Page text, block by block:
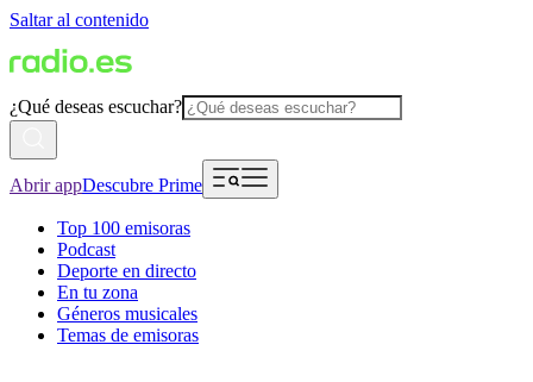
Saltar al contenido
¿Qué deseas escuchar?
Abrir appDescubre Prime
Top 100 emisoras
Podcast
Deporte en directo
En tu zona
Géneros musicales
Temas de emisoras